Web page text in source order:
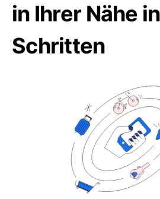
in Ihrer Nähe
Schritten